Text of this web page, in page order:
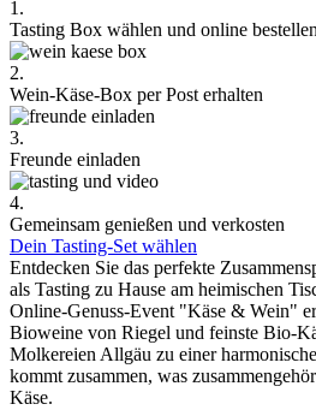
1.
Tasting Box wählen und online bestellen
2.
Wein-Käse-Box per Post erhalten
3.
Freunde einladen
4.
Gemeinsam genießen und verkosten
Dein Tasting-Set wählen
Entdecken Sie das perfekte
als Tasting zu Hause am heimischen
Online-Genuss-Event "Käse & Wein"
Bioweine von Riegel und feinste Bio-
Molkereien Allgäu zu einer
kommt zusammen, was
Käse.